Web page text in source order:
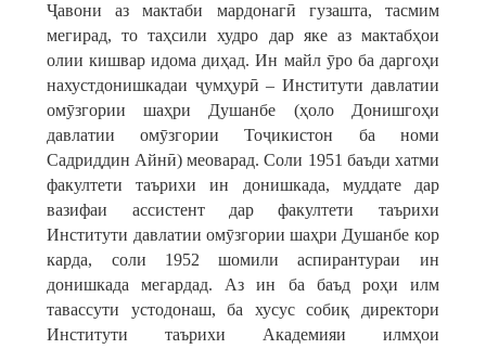
Ҷавони аз мактаби мардонагӣ гузашта, тасмим
мегирад, то таҳсили худро дар яке аз мактабҳои
олии кишвар идома диҳад. Ин майл ӯро ба даргоҳи
нахустдонишкадаи ҷумҳурӣ – Институти давлатии
омӯзгории шаҳри Душанбе (ҳоло Донишгоҳи
давлатии омӯзгории Тоҷикистон ба номи
Садриддин Айнӣ) меоварад. Соли 1951 баъди хатми
факултети таърихи ин донишкада, муддате дар
вазифаи ассистент дар факултети таърихи
Институти давлатии омӯзгории шаҳри Душанбе кор
карда, соли 1952 шомили аспирантураи ин
донишкада мегардад. Аз ин ба баъд роҳи илм
тавассути устодонаш, ба хусус собиқ директори
Институти таърихи Академияи илмҳои